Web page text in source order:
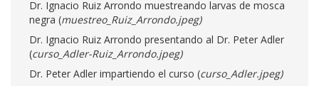
Dr. Ignacio Ruiz Arrondo muestreando larvas de mosca
negra (muestreo_Ruiz_Arrondo.jpeg)
Dr. Ignacio Ruiz Arrondo presentando al Dr. Peter Adler
(curso_Adler-Ruiz_Arrondo.jpeg)
Dr. Peter Adler impartiendo el curso (curso_Adler.jpeg)